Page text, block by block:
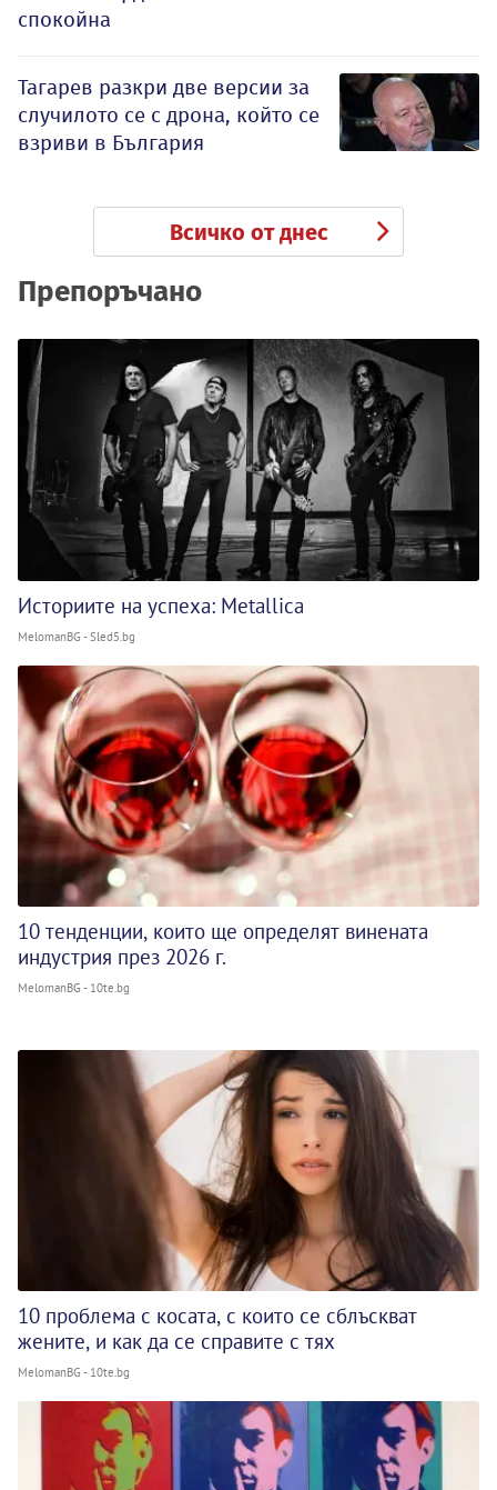
спокойна
Тагарев разкри две версии за
случилото се с дрона, който се
взриви в България
Всичко от днес
Препоръчано
Историите на успеха: Metallica
MelomanBG - Sled5.bg
10 тенденции, които ще определят винената
индустрия през 2026 г.
MelomanBG - 10te.bg
10 проблема с косата, с които се сблъскват
жените, и как да се справите с тях
MelomanBG - 10te.bg